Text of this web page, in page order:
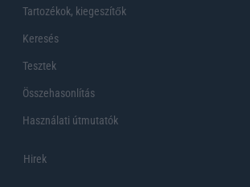
Tartozékok, kiegeszítők
Keresés
Tesztek
Összehasonlítás
Használati útmutatók
Hirek